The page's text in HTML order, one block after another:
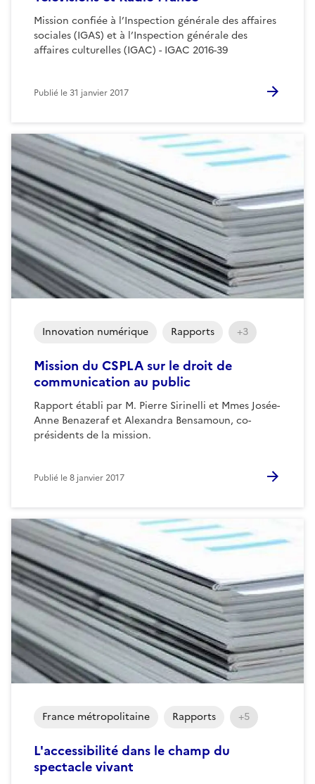
Mission confiée à l’Inspection générale des affaires
sociales (IGAS) et à l’Inspection générale des
affaires culturelles (IGAC) - IGAC 2016-39
Publié le31 janvier 2017
Mission du CSPLA sur le droit de
communication au public
Rapport établi par M. Pierre Sirinelli et Mmes Josée-
Anne Benazeraf et Alexandra Bensamoun, co-
présidents de la mission.
Innovation numérique Rapports +3
Publié le8 janvier 2017
L'accessibilité dans le champ du
spectacle vivant
France métropolitaine Rapports +5